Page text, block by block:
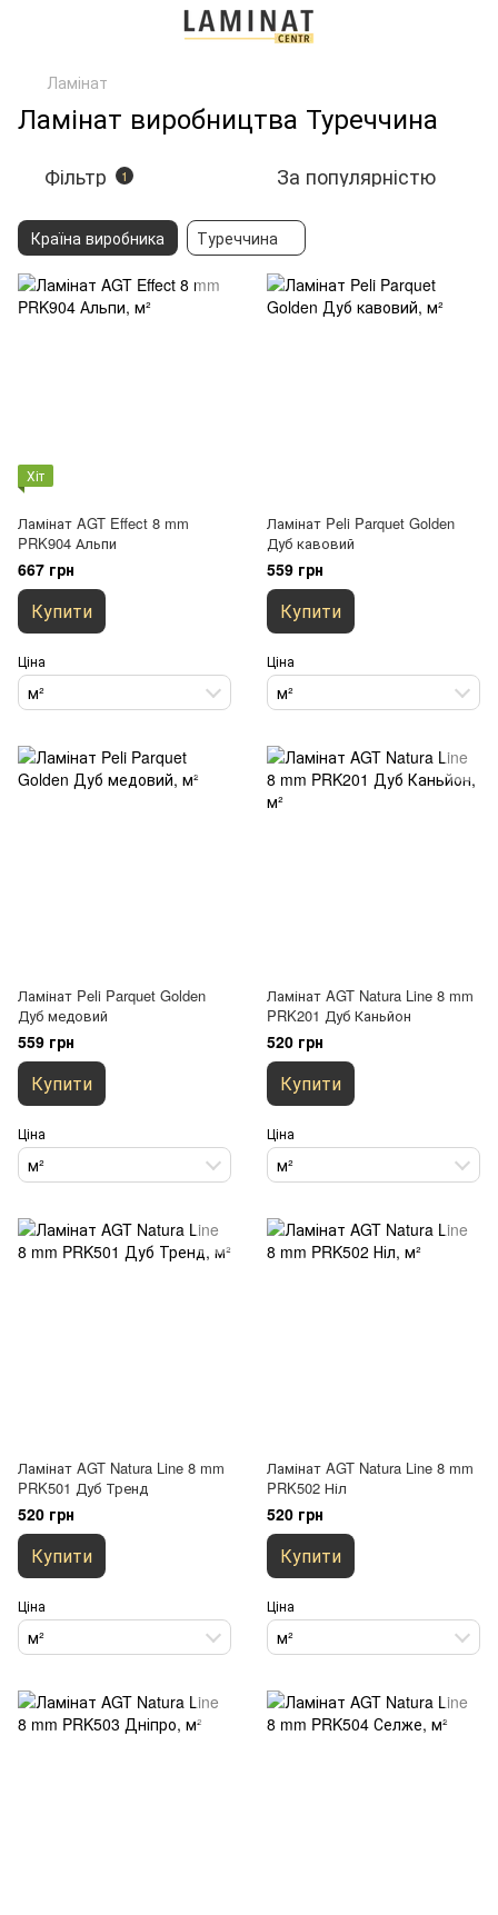
Ламінат
Ламінат виробництва Туреччина
Фільтр 1 За популярністю
Країна виробника Туреччина
Хіт
Ламінат AGT Effect 8 mm
PRK904 Альпи
667 грн
Купити
Ціна
м²
Ламінат Peli Parquet Golden
Дуб кавовий
559 грн
Купити
Ціна
м²
Ламінат Peli Parquet Golden
Дуб медовий
559 грн
Купити
Ціна
м²
Ламінат AGT Natura Line 8 mm
PRK201 Дуб Каньйон
520 грн
Купити
Ціна
м²
Ламінат AGT Natura Line 8 mm
PRK501 Дуб Тренд
520 грн
Купити
Ціна
м²
Ламінат AGT Natura Line 8 mm
PRK502 Ніл
520 грн
Купити
Ціна
м²